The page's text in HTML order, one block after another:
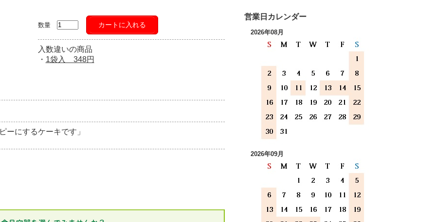
数量 カートに入れる
入数違いの商品
・ 1袋入 348円
ーにするケーキです」
営業日カレンダー
2026年08月
2026年09月